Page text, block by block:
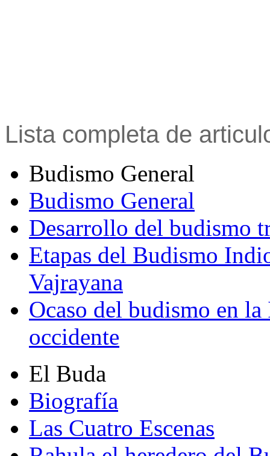
Lista completa de
Budismo General
Budismo General
Desarrollo del budismo
Etapas del Budismo
Vajrayana
Ocaso del budismo en
occidente
El Buda
Biografía
Las Cuatro Escenas